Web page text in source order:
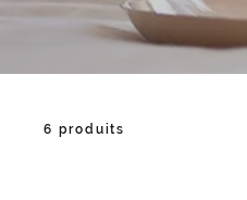
6 produits